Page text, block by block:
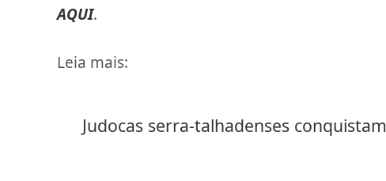
AQUI.
Leia mais:
Judocas serra-talhadenses